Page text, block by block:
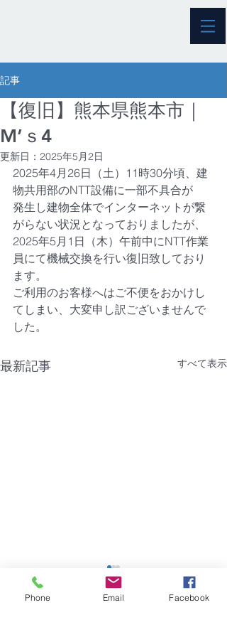
記事
【復旧】熊本県熊本市｜
M’ｓ4
更新日： 2025年5月2日
2025年4月26日（土）11時30分頃、建
物共用部のNTT設備に一部不具合が
発生し建物全体でインターネットが繋
がらない状況となっておりましたが、
2025年5月1日（木）午前中にNTT作業
員にて機械交換を行い復旧致しており
ます。
ご利用のお客様へはご不便をおかけし
てしまい、大変申し訳ございませんで
した。
最新記事 すべて表示
【NTT機器障害】福岡市
｜グランフォーレラグゼ
Phone Email Facebook